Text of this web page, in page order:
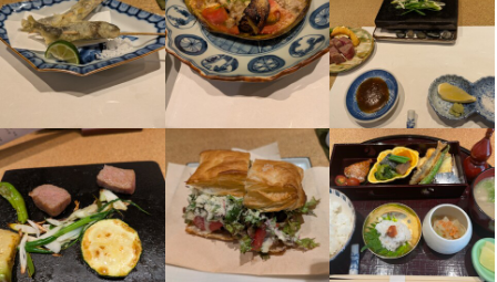
身に付くスキル
日本酒の知識
魚の知識
メニュー開発
応募資格
必須スキル・経験
応募資格
必須スキル・経験
コミュニケーション能力
歓迎スキル・経験
コミュニケーション能力 飲食店での調理経験 飲食店での接客経験